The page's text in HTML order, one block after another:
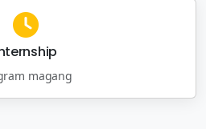
magang